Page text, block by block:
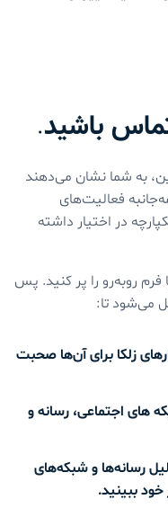
باشید.
به شما نشان می‌دهند
فعالیت‌های
در اختیار داشته
فرم روبه‌رو را پر کنید. پس
می‌شود تا:
زلکا برای آن‌ها صحبت
های اجتماعی، رسانه و
رسانه‌ها و شبکه‌های
ببینید.